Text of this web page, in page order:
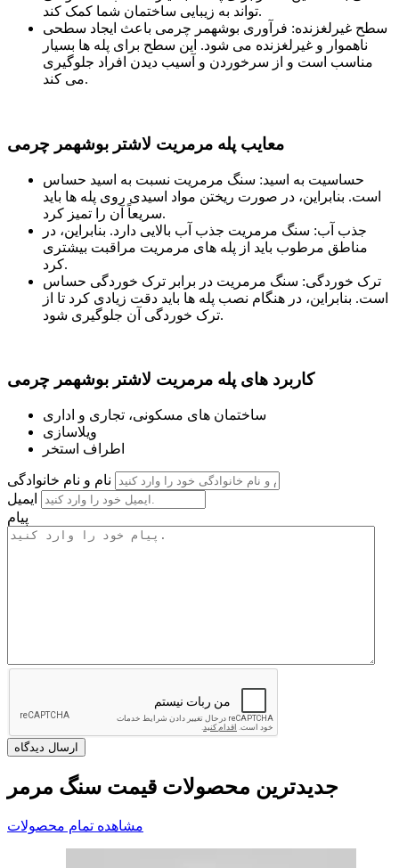
تواند به زیبایی ساختمان شما کمک کند.
سطح غیرلغزنده: فرآوری بوشهمر چرمی باعث ایجاد سطحی
ناهموار و غیرلغزنده می شود. این سطح برای پله ها بسیار
مناسب است و از سرخوردن و آسیب دیدن افراد جلوگیری
می کند.
معایب پله مرمریت لاشتر بوشهمر چرمی
حساسیت به اسید: سنگ مرمریت نسبت به اسید حساس
است. بنابراین، در صورت ریختن مواد اسیدی روی پله ها باید
سریعاً آن را تمیز کرد.
جذب آب: سنگ مرمریت جذب آب بالایی دارد. بنابراین، در
مناطق مرطوب باید از پله های مرمریت مراقبت بیشتری
کرد.
ترک خوردگی: سنگ مرمریت در برابر ترک خوردگی حساس
است. بنابراین، در هنگام نصب پله ها باید دقت زیادی کرد تا از
ترک خوردگی آن جلوگیری شود.
کاربرد های پله مرمریت لاشتر بوشهمر چرمی
ساختمان های مسکونی، تجاری و اداری
ویلاسازی
اطراف استخر
نام و نام خانوادگی
ایمیل
پیام
جدیدترین محصولات قیمت سنگ مرمر
مشاهده تمام محصولات